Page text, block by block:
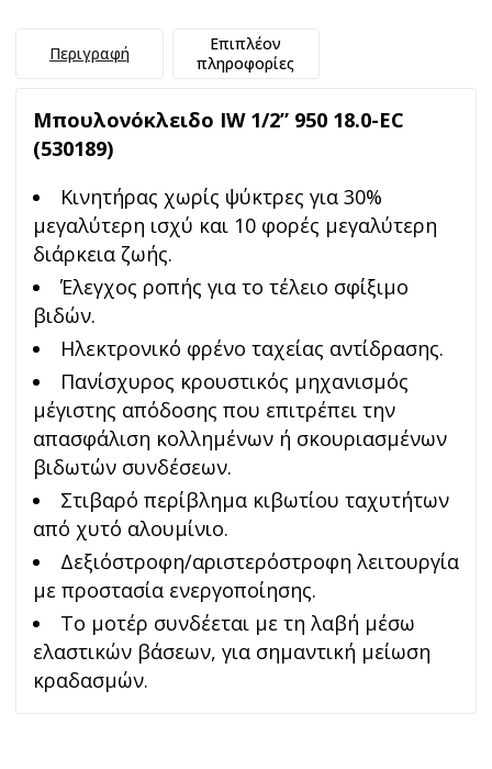
Περιγραφή
Επιπλέον
πληροφορίες
Μπουλονόκλειδο IW 1/2” 950 18.0-EC
(530189)
Κινητήρας χωρίς ψύκτρες για 30%
μεγαλύτερη ισχύ και 10 φορές μεγαλύτερη
διάρκεια ζωής.
Έλεγχος ροπής για το τέλειο σφίξιμο
βιδών.
Ηλεκτρονικό φρένο ταχείας αντίδρασης.
Πανίσχυρος κρουστικός µηχανισµός
µέγιστης απόδοσης που επιτρέπει την
απασφάλιση κολληµένων ή σκουριασµένων
βιδωτών συνδέσεων.
Στιβαρό περίβληµα κιβωτίου ταχυτήτων
από χυτό αλουµίνιο.
Δεξιόστροφη/αριστερόστροφη λειτουργία
με προστασία ενεργοποίησης.
Το μοτέρ συνδέεται με τη λαβή μέσω
ελαστικών βάσεων, για σημαντική μείωση
κραδασμών.